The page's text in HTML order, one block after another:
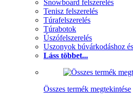
Snowboard felszerelés
Tenisz felszerelés
Túrafelszerelés
Túrabotok
Úszófelszerelés
Uszonyok búvárkodáshoz
Láss többet...
Összes termék megtekintése